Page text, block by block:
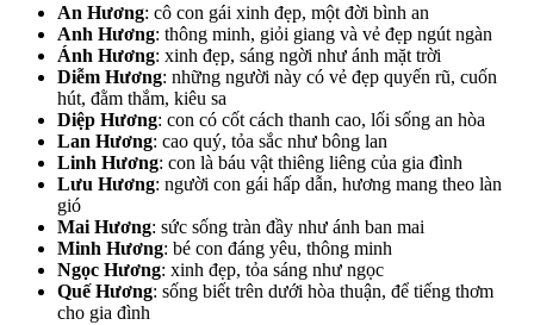
An Hương: cô con gái xinh đẹp, một đời bình an
Anh Hương: thông minh, giỏi giang và vẻ đẹp ngút ngàn
Ánh Hương: xinh đẹp, sáng ngời như ánh mặt trời
Diễm Hương: những người này có vẻ đẹp quyến rũ, cuốn
hút, đằm thắm, kiêu sa
Diệp Hương: con có cốt cách thanh cao, lối sống an hòa
Lan Hương: cao quý, tỏa sắc như bông lan
Linh Hương: con là báu vật thiêng liêng của gia đình
Lưu Hương: người con gái hấp dẫn, hương mang theo làn
gió
Mai Hương: sức sống tràn đầy như ánh ban mai
Minh Hương: bé con đáng yêu, thông minh
Ngọc Hương: xinh đẹp, tỏa sáng như ngọc
Quế Hương: sống biết trên dưới hòa thuận, để tiếng thơm
cho gia đình